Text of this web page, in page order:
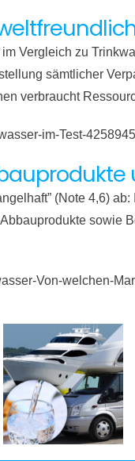
Vergleich zu
sämtlicher
verbraucht
im-Test-
(Note 4,6)
sowie
Von-welchen-